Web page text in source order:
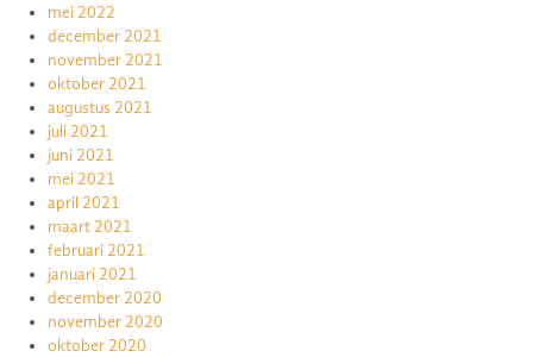
mei 2022
december 2021
november 2021
oktober 2021
augustus 2021
juli 2021
juni 2021
mei 2021
april 2021
maart 2021
februari 2021
januari 2021
december 2020
november 2020
oktober 2020